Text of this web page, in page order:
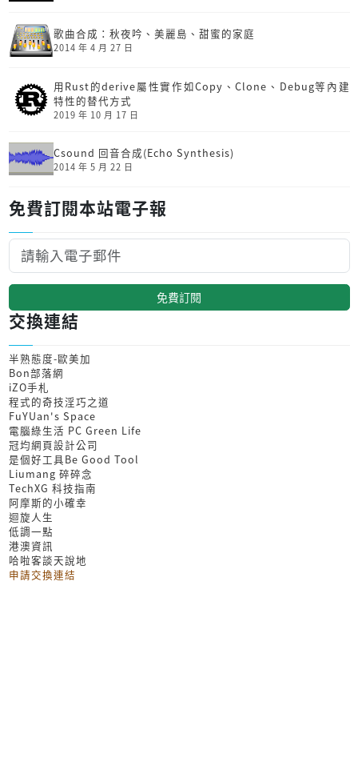
歌曲合成：秋夜吟、美麗島、甜蜜的家庭
2014 年 4 月 27 日
用Rust的derive屬性實作如Copy、Clone、Debug等內建
特性的替代方式
2019 年 10 月 17 日
Csound 回音合成(Echo Synthesis)
2014 年 5 月 22 日
免費訂閱本站電子報
免費訂閱
交換連結
半熟態度-歐美加
Bon部落網
iZO手札
程式的奇技淫巧之道
FuYUan's Space
電腦綠生活 PC Green Life
冠均網頁設計公司
是個好工具Be Good Tool
Liumang 碎碎念
TechXG 科技指南
阿摩斯的小確幸
迴旋人生
低調一點
港澳資訊
哈啦客談天說地
申請交換連結